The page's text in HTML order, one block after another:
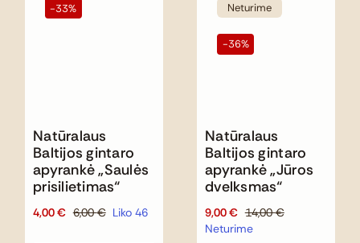
-33%
Natūralaus
Baltijos gintaro
apyrankė „Saulės
prisilietimas“
6,00€
Original
4,00€
Current
Liko 46
Neturime
-36%
Natūralaus
Baltijos gintaro
apyrankė „Jūros
dvelksmas“
14,00€
Original
9,00€
Current
Neturime